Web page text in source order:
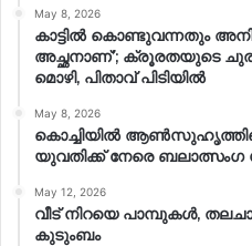
May 8, 2026
കാട്ടിൽ കൊണ്ടുവന്നതും
അച്ഛനാണ്’; ക്രൂരതയുടെ
മൊഴി, പിതാവ് പിടിയിൽ
May 8, 2026
കൊച്ചിയിൽ
യുവതിക്ക് നേരെ ബലാത്സംഗ​
May 12, 2026
വീട് നിറയെ പാമ്പുകൾ,
കുടുംബം